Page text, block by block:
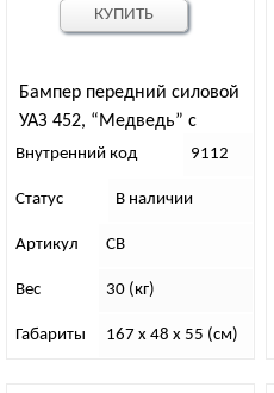
Бампер передний силовой
УАЗ 452, “Медведь” с
увелич. кенгурином
Внутренний код 9112
Статус В наличии
Артикул СВ
Вес 30 (кг)
Габариты 167 x 48 x 55 (см)
КУПИТЬ